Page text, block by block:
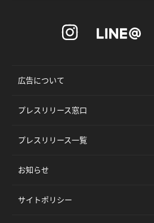
広告について
プレスリリース窓口
プレスリリース一覧
お知らせ
サイトポリシー